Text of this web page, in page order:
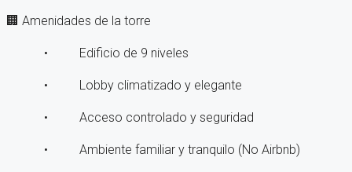
🏢 Amenidades de la torre
• Edificio de 9 niveles
• Lobby climatizado y elegante
• Acceso controlado y seguridad
• Ambiente familiar y tranquilo (No Airbnb)